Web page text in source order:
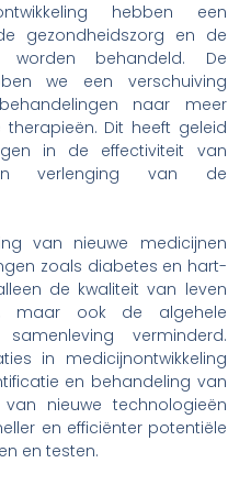
hebben een
gezondheidszorg en de
behandeld. De
we een verschuiving
naar meer
Dit heeft geleid
in de effectiviteit van
verlenging van de
van nieuwe medicijnen
zoals diabetes en hart-
de kwaliteit van leven
maar ook de algehele
verminderd.
in medicijnontwikkeling
en behandeling van
nieuwe technologieën
en efficiënter potentiële
en testen.